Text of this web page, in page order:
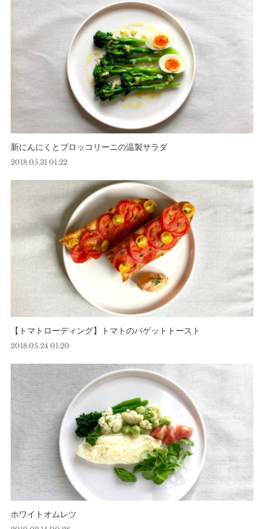
新にんにくとブロッコリーニの温製サラダ
2018.05.31 01:22
【トマトローディング】トマトのバゲットトースト
2018.05.24 01:20
ホワイトオムレツ